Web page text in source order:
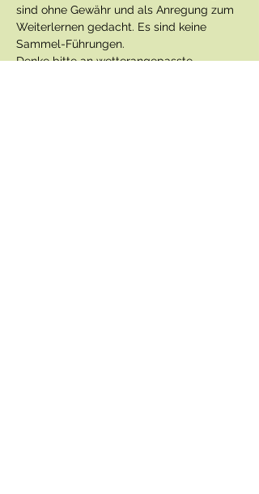
sind ohne Gewähr und als Anregung zum
Weiterlernen gedacht. Es sind keine
Sammel-Führungen.
Denke bitte an wetterangepasste